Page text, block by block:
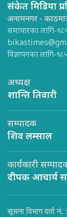
संकेत मिडिया
अनामनगर -
समाचारका लागि-
विज्ञापनका लागि-
अध्यक्ष
शान्ति तिवारी
सम्पादक
शिव लम्साल
कार्यकारी
दीपक आचार्य
सूचना विभाग दर्ता नं. :